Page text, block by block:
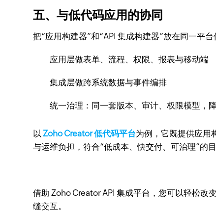
五、与低代码应用的协同
把“应用构建器”和“API 集成构建器”放在同一平
应用层做表单、流程、权限、报表与移动端
集成层做跨系统数据与事件编排
统一治理：同一套版本、审计、权限模型，
以Zoho Creator 低代码平台为例，它既提供应用
与运维负担，符合“低成本、快交付、可治理”的目
借助 Zoho Creator API 集成平台，您可以轻松
缝交互。